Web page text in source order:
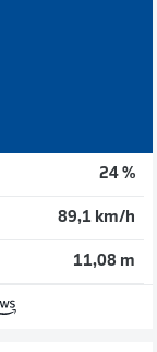
24 %
89,1 km/h
11,08 m